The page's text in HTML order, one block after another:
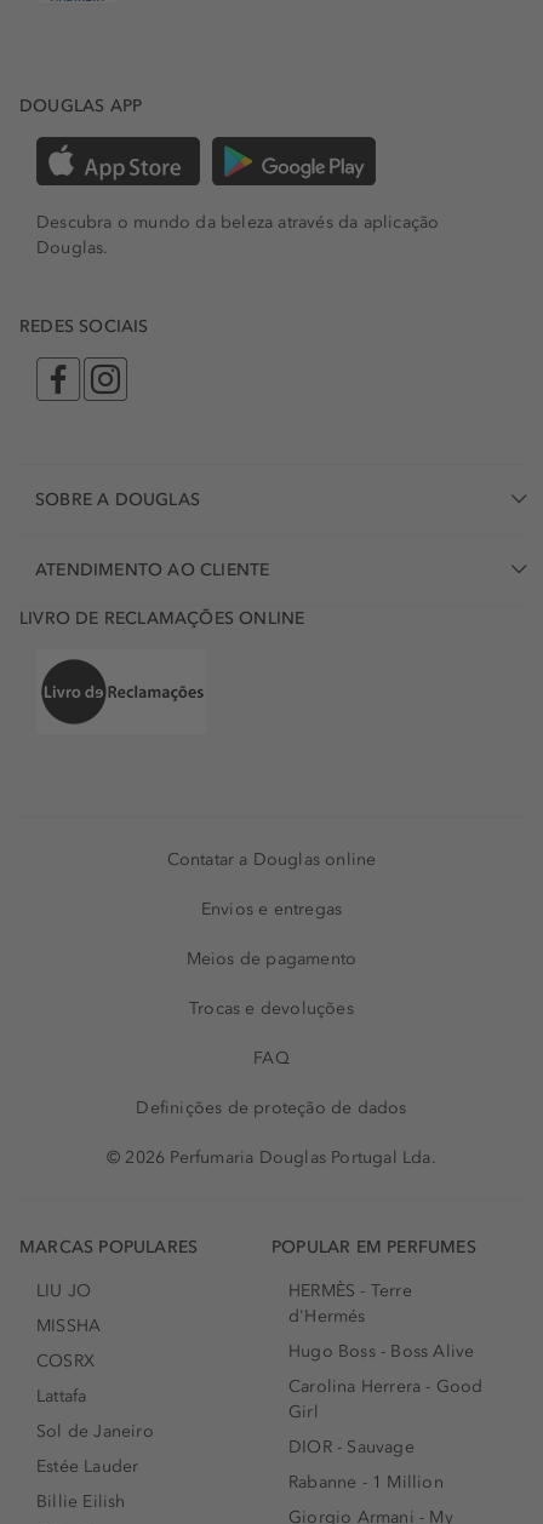
DOUGLAS APP
Descubra o mundo da beleza através da aplicação
Douglas.
REDES SOCIAIS
SOBRE A DOUGLAS
ATENDIMENTO AO CLIENTE
LIVRO DE RECLAMAÇÕES ONLINE
Contatar a Douglas online
Envios e entregas
Meios de pagamento
Trocas e devoluções
FAQ
Definições de proteção de dados
© 2026 Perfumaria Douglas Portugal Lda.
MARCAS POPULARES
LIU JO
MISSHA
COSRX
Lattafa
Sol de Janeiro
Estée Lauder
Billie Eilish
POPULAR EM PERFUMES
HERMÈS - Terre
d'Hermés
Hugo Boss - Boss Alive
Carolina Herrera - Good
Girl
DIOR - Sauvage
Rabanne - 1 Million
Giorgio Armani - My